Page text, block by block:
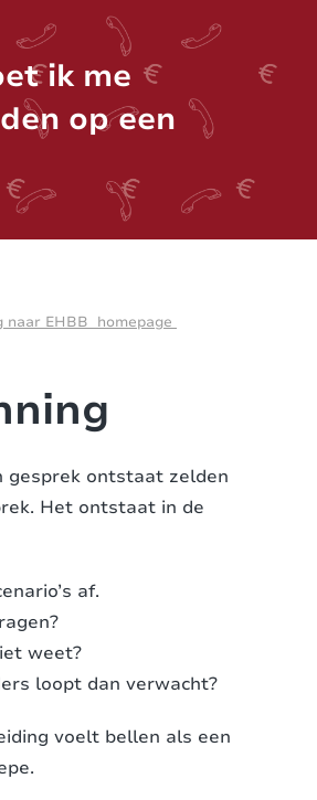
ik me
op een
naar EHBB homepage
gesprek ontstaat zelden
Het ontstaat in de
af.
weet?
loopt dan verwacht?
voelt bellen als een